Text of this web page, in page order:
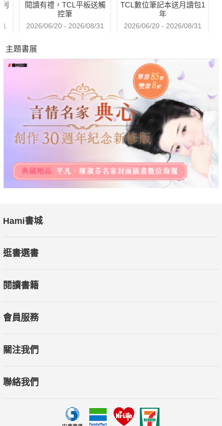
閱讀有禮，TCL平板送觸
控筆
2026/06/20 - 2026/08/31
TCL數位筆記本送月讀包1
年
2026/06/20 - 2026/08/31
主題書展
Hami書城
逛書選書
閱讀書籍
會員服務
關注我們
聯絡我們